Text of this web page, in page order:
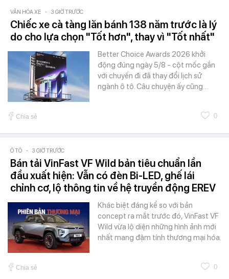
VĂN HÓA XE - 3 GIỜ TRƯỚC
Chiếc xe cà tàng lăn bánh 138 năm trước là lý
do cho lựa chọn "Tốt hơn", thay vì "Tốt nhất"
Better Choice Awards 2026 khởi
động đúng ngày 5/8 - cột mốc gắn
với chuyến đi đã thay đổi lịch sử
ngành ô tô. Câu chuyện ấy cũng…
Chia sẻ 0
Ô TÔ - 3 GIỜ TRƯỚC
Bán tải VinFast VF Wild bản tiêu chuẩn lần
đầu xuất hiện: Vẫn có đèn Bi-LED, ghế lái
chỉnh cơ, lộ thông tin về hệ truyền động EREV
Khác biệt đáng kể so với bản
concept ra mắt trước đó, VinFast VF
Wild vừa lộ diện những hình ảnh mới
nhất mang đậm tính thương mại hóa.
Chia sẻ 0